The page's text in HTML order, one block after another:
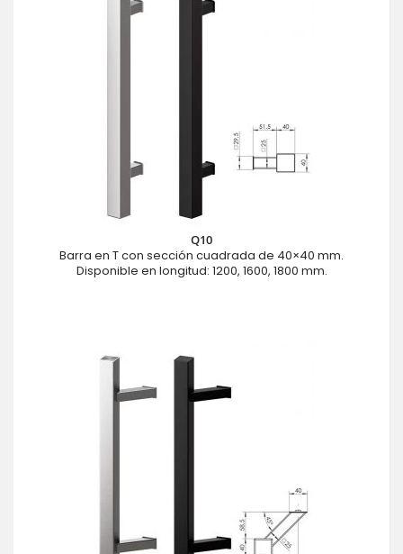
Q10
Barra en T con sección cuadrada de 40×40 mm.
Disponible en longitud: 1200, 1600, 1800 mm.